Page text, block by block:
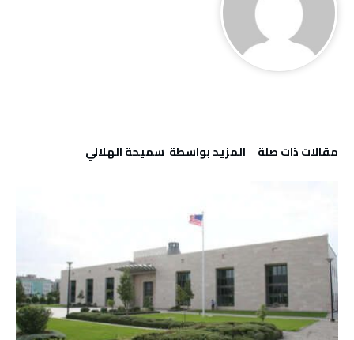
‫مقالات ذات صلة‬ ‫‫المزيد بواسطة‬ ‬ سميحة الهلالي